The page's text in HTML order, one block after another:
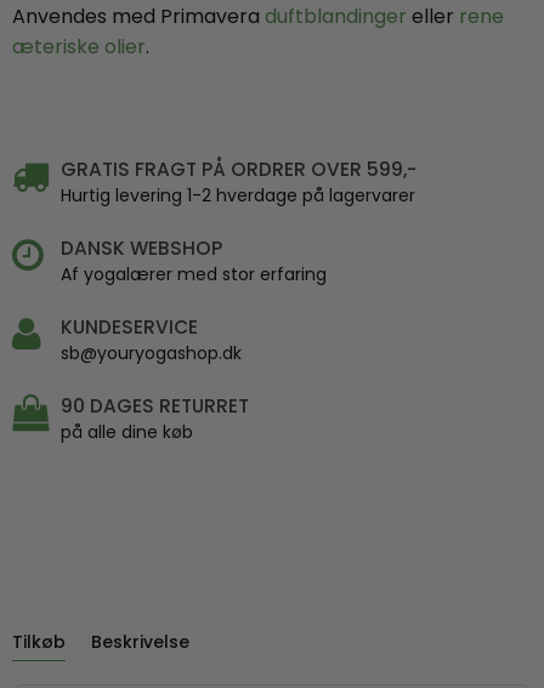
Anvendes med Primavera duftblandinger eller rene
æteriske olier.
GRATIS FRAGT PÅ ORDRER OVER 599,-
Hurtig levering 1-2 hverdage på lagervarer
DANSK WEBSHOP
Af yogalærer med stor erfaring
KUNDESERVICE
sb@youryogashop.dk
90 DAGES RETURRET
på alle dine køb
Tilkøb Beskrivelse